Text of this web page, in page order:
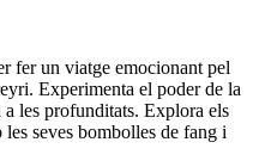
fer un viatge emocionant pel
Experimenta el poder de la
a les profunditats. Explora els
seves bombolles de fang i